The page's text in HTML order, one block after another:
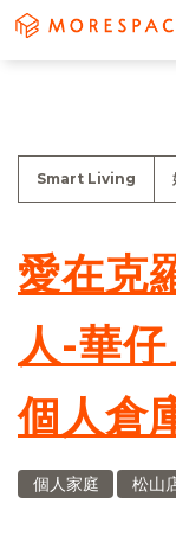
Smart Living
愛在克
人-華
個人倉
個人家庭 松山